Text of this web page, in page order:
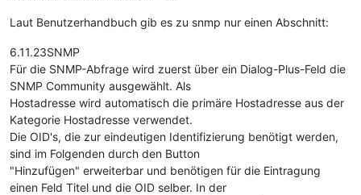
Laut Benutzerhandbuch gib es zu snmp nur einen Abschnitt:
6.11.23SNMP
Für die SNMP-Abfrage wird zuerst über ein Dialog-Plus-Feld die
SNMP Community ausgewählt. Als
Hostadresse wird automatisch die primäre Hostadresse aus der
Kategorie Hostadresse verwendet.
Die OID's, die zur eindeutigen Identifizierung benötigt werden,
sind im Folgenden durch den Button
"Hinzufügen" erweiterbar und benötigen für die Eintragung
einen Feld Titel und die OID selber. In der